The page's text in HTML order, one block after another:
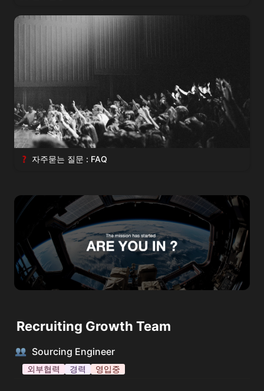
자주묻는 질문 : FAQ
Recruiting Growth Team
Sourcing Engineer
외부협력 경력 영입중